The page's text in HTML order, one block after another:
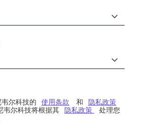
尔科技的 使用条款 和 隐私政策
韦尔科技将根据其 隐私政策
处理您